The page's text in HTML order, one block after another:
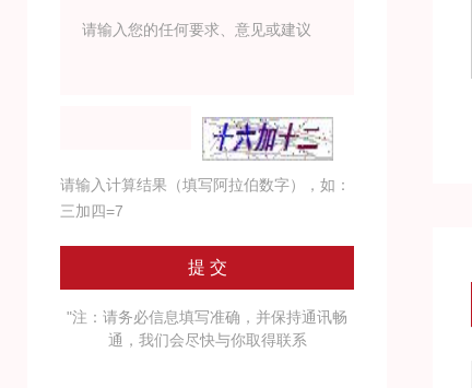
请输入计算结果（填写阿拉伯数字），如：
三加四=7
"注：请务必信息填写准确，并保持通讯畅
通，我们会尽快与你取得联系